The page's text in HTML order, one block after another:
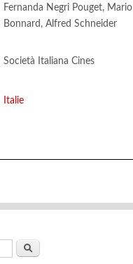
Fernanda Negri Pouget, Mario
Bonnard, Alfred Schneider
Società Italiana Cines
Italie
Rechercher